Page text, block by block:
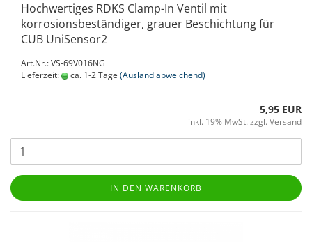
Hochwertiges RDKS Clamp-In Ventil mit
korrosionsbeständiger, grauer Beschichtung für
CUB UniSensor2
Art.Nr.: VS-69V016NG
Lieferzeit:
ca. 1-2 Tage (Ausland abweichend)
5,95 EUR
inkl. 19% MwSt. zzgl. Versand
IN DEN WARENKORB